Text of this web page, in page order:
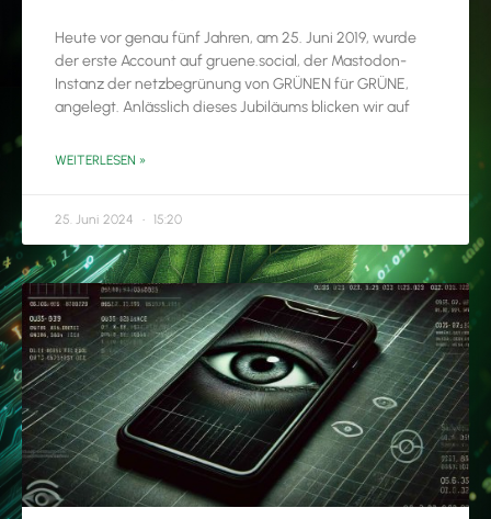
Heute vor genau fünf Jahren, am 25. Juni 2019, wurde
der erste Account auf gruene.social, der Mastodon-
Instanz der netzbegrünung von GRÜNEN für GRÜNE,
angelegt. Anlässlich dieses Jubiläums blicken wir auf
WEITERLESEN »
25. Juni 2024 15:20